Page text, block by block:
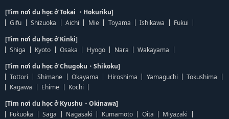
[Tìm nơi du học ở Tokai ・Hokuriku]
Gifu
Shizuoka Aichi Mie Toyama Ishikawa
Fukui
[Tìm nơi du học ở Kinki]
Shiga
Kyoto Osaka Hyogo Nara
Wakayama
[Tìm nơi du học ở Chugoku・Shikoku]
Tottori
Shimane Okayama Hiroshima Yamaguchi
Tokushima
Kagawa
Ehime
Kochi
[Tìm nơi du học ở Kyushu・Okinawa]
Fukuoka
Saga Nagasaki Kumamoto Oita
Miyazaki